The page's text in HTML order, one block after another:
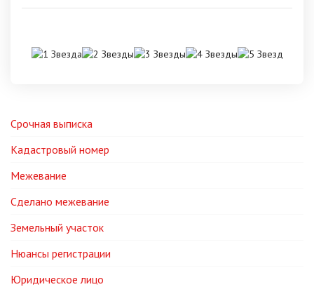
Срочная выписка
Кадастровый номер
Межевание
Сделано межевание
Земельный участок
Нюансы регистрации
Юридическое лицо